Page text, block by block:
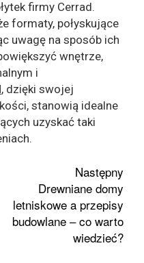
firmy Cerrad.
formaty, połyskujące
uwagę na sposób ich
wnętrze,
i
, dzięki swojej
stanowią idealne
uzyskać taki
Następny
Drewniane domy
letniskowe a przepisy
budowlane – co warto
wiedzieć?